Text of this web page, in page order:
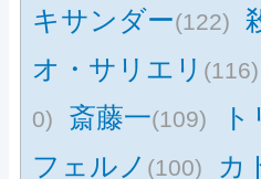
キサンダー(122)
オ・サリエリ (116)
0)
斎藤一(109)
フェルノ (100)
カ